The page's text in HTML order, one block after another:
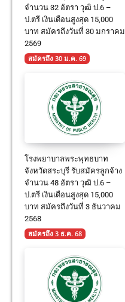
จำนวน 32 อัตรา วุฒิ ป.6 –
ป.ตรี เงินเดือนสูงสุด 15,000
บาท สมัครถึงวันที่ 30 มกราคม
2569
สมัครถึง 30 ม.ค. 69
โรงพยาบาลพระพุทธบาท
จังหวัดสระบุรี รับสมัครลูกจ้าง
จำนวน 48 อัตรา วุฒิ ป.6 –
ป.ตรี เงินเดือนสูงสุด 15,000
บาท สมัครถึงวันที่ 3 ธันวาคม
2568
สมัครถึง 3 ธ.ค. 68